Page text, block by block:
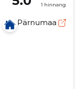
1 hinnang
Pärnumaa